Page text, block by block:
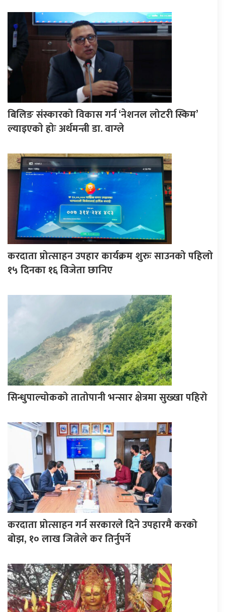
बिलिङ संस्कारको विकास गर्न ‘नेशनल लोटरी स्किम’
ल्याइएकाे हाेः अर्थमन्त्री डा. वाग्ले
करदाता प्रोत्साहन उपहार कार्यक्रम शुरुः साउनको पहिलो
१५ दिनका १६ विजेता छानिए
सिन्धुपाल्चोकको तातोपानी भन्सार क्षेत्रमा सुख्खा पहिरो
करदाता प्रोत्साहन गर्न सरकारले दिने उपहारमै करको
बोझ, १० लाख जित्नेले कर तिर्नुपर्ने